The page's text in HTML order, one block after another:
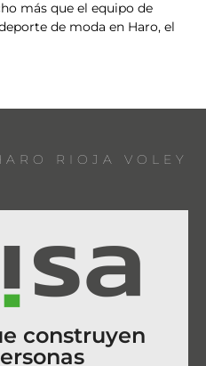
más que el equipo de
de moda en Haro, el
RIOJA VOLEY
construyen